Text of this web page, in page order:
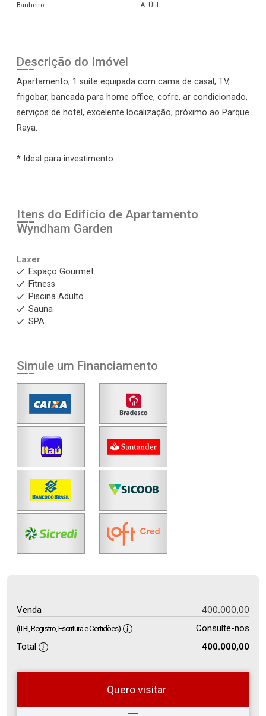
Banheiro A. Útil
Descrição do Imóvel
Apartamento, 1 suíte equipada com cama de casal, TV,
frigobar, bancada para home office, cofre, ar condicionado,
serviços de hotel, excelente localização, próximo ao Parque
Raya.
* Ideal para investimento.
Itens do Edifício de Apartamento
Wyndham Garden
Lazer
Espaço Gourmet
Fitness
Piscina Adulto
Sauna
SPA
Simule um Financiamento
Venda 400.000,00
(ITBI, Registro, Escritura e Certidões)
Consulte-nos
Total
400.000,00
Quero visitar
Qual o melhor dia e horário para